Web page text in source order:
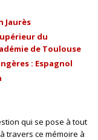
Jaurès
du
de Toulouse
: Espagnol
qui se pose à tout
travers ce mémoire à